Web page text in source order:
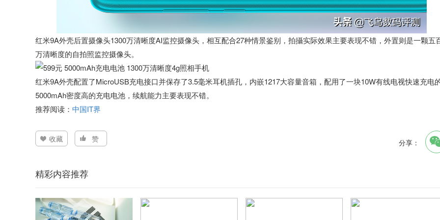
红米9A外壳后置摄像头1300万清晰度AI监控摄像头，相互配合27种情景鉴别，拍攝实际效果主要表现不错，外置则是一颗五
万清晰度的自拍照监控摄像头。
红米9A外壳配置了MicroUSB充电接口并保存了3.5毫米耳机插孔，内嵌1217大容量音箱，配用了一块10W有线电视快速充电
5000mAh密度高的充电电池，续航能力主要表现不错。
推荐阅读： 中国IT界
收藏 赞 分享：
精彩内容推荐